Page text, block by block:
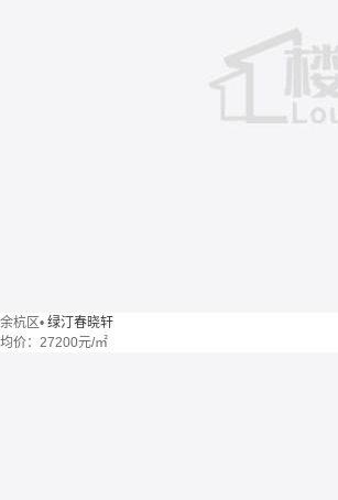
余杭区• 绿汀春晓轩
均价： 27200元/㎡